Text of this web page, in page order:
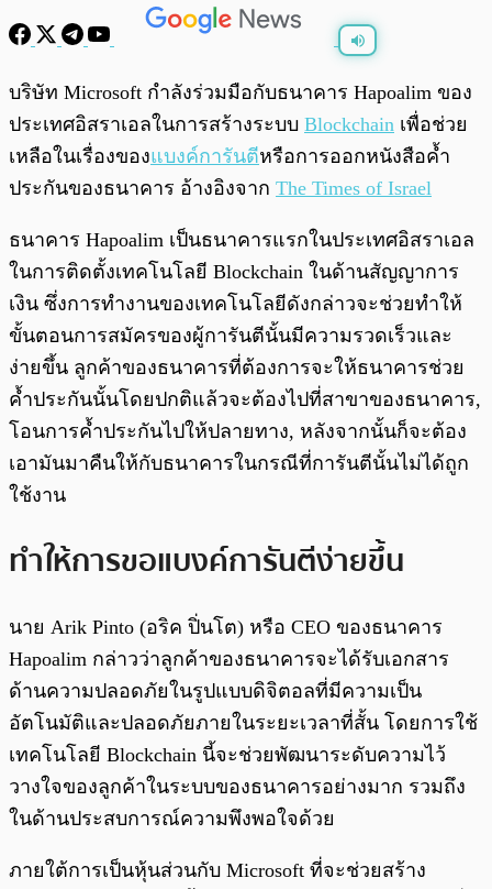
บริษัท Microsoft กำลังร่วมมือกับธนาคาร Hapoalim ของ
ประเทศอิสราเอลในการสร้างระบบ Blockchain เพื่อช่วย
เหลือในเรื่องของแบงค์การันตีหรือการออกหนังสือค้ำ
ประกันของธนาคาร อ้างอิงจาก The Times of Israel
ธนาคาร Hapoalim เป็นธนาคารแรกในประเทศอิสราเอล
ในการติดตั้งเทคโนโลยี Blockchain ในด้านสัญญาการ
เงิน ซึ่งการทำงานของเทคโนโลยีดังกล่าวจะช่วยทำให้
ขั้นตอนการสมัครของผู้การันตีนั้นมีความรวดเร็วและ
ง่ายขึ้น ลูกค้าของธนาคารที่ต้องการจะให้ธนาคารช่วย
ค้ำประกันนั้นโดยปกติแล้วจะต้องไปที่สาขาของธนาคาร,
โอนการค้ำประกันไปให้ปลายทาง, หลังจากนั้นก็จะต้อง
เอามันมาคืนให้กับธนาคารในกรณีที่การันตีนั้นไม่ได้ถูก
ใช้งาน
ทำให้การขอแบงค์การันตีง่ายขึ้น
นาย Arik Pinto (อริค ปิ่นโต) หรือ CEO ของธนาคาร
Hapoalim กล่าวว่าลูกค้าของธนาคารจะได้รับเอกสาร
ด้านความปลอดภัยในรูปแบบดิจิตอลที่มีความเป็น
อัตโนมัติและปลอดภัยภายในระยะเวลาที่สั้น โดยการใช้
เทคโนโลยี Blockchain นี้จะช่วยพัฒนาระดับความไว้
วางใจของลูกค้าในระบบของธนาคารอย่างมาก รวมถึง
ในด้านประสบการณ์ความพึงพอใจด้วย
ภายใต้การเป็นหุ้นส่วนกับ Microsoft ที่จะช่วยสร้าง